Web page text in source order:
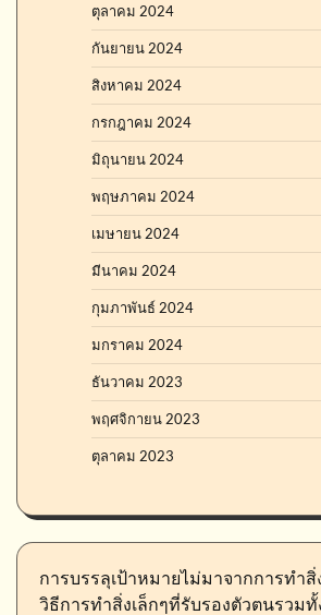
ตุลาคม 2024
กันยายน 2024
สิงหาคม 2024
กรกฎาคม 2024
มิถุนายน 2024
พฤษภาคม 2024
เมษายน 2024
มีนาคม 2024
กุมภาพันธ์ 2024
มกราคม 2024
ธันวาคม 2023
พฤศจิกายน 2023
ตุลาคม 2023
การบรรลุเป้าหมายไม่มาจากการทำ
วิธีการทำสิ่งเล็กๆที่รับรองตัวตนรวม